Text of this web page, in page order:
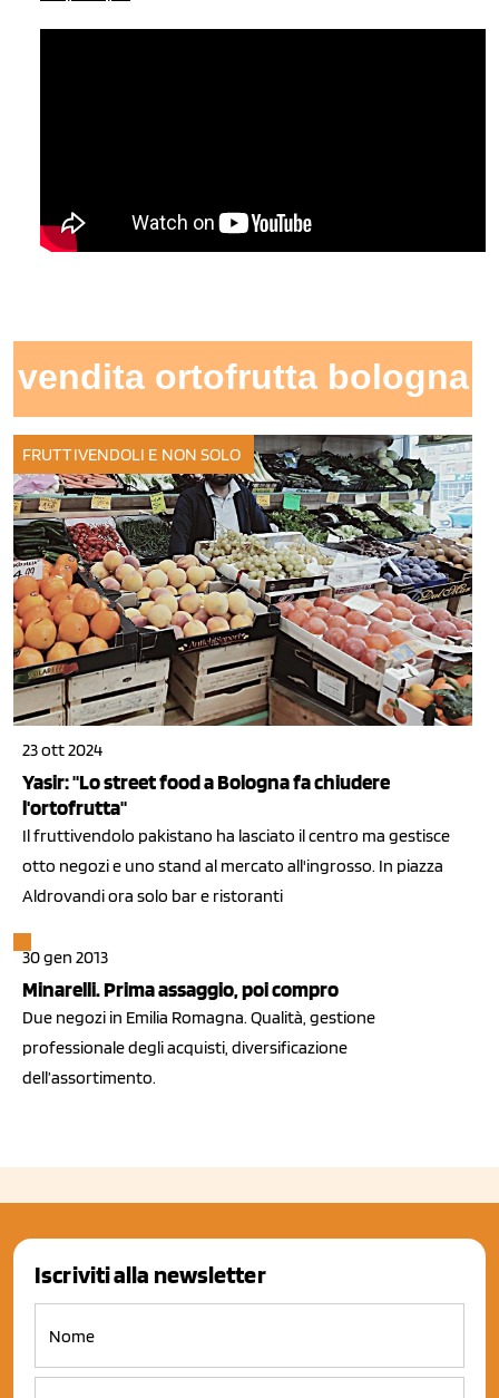
vendita ortofrutta bologna
FRUTTIVENDOLI E NON SOLO
23 ott 2024
Yasir: "Lo street food a Bologna fa chiudere
l'ortofrutta"
Il fruttivendolo pakistano ha lasciato il centro ma gestisce
otto negozi e uno stand al mercato all'ingrosso. In piazza
Aldrovandi ora solo bar e ristoranti
30 gen 2013
Minarelli. Prima assaggio, poi compro
Due negozi in Emilia Romagna. Qualità, gestione
professionale degli acquisti, diversificazione
dell’assortimento.
Iscriviti alla newsletter